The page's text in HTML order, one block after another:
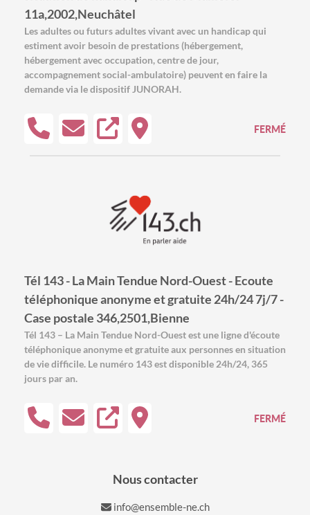
11a,2002,Neuchâtel
Les adultes ou futurs adultes vivant avec un handicap qui
estiment avoir besoin de prestations (hébergement,
hébergement avec occupation, centre de jour,
accompagnement social-ambulatoire) peuvent en faire la
demande via le dispositif JUNORAH.
FERMÉ
Tél 143 - La Main Tendue Nord-Ouest - Ecoute
téléphonique anonyme et gratuite 24h/24 7j/7 -
Case postale 346,2501,Bienne
Tél 143 – La Main Tendue Nord-Ouest est une ligne d'écoute
téléphonique anonyme et gratuite aux personnes en situation
de vie difficile. Le numéro 143 est disponible 24h/24, 365
jours par an.
FERMÉ
Nous contacter
info@ensemble-ne.ch